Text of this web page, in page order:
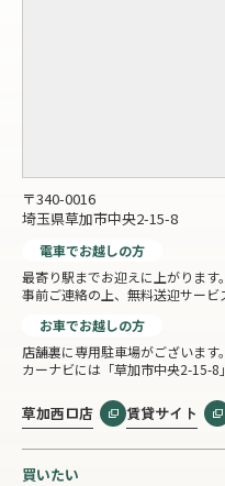
〒340-0016
埼玉県草加市中央2-15-8
電車でお越しの方
最寄り駅までお迎えに上がります。
事前ご連絡の上、無料送迎サービ
お車でお越しの方
店舗裏に専用駐車場がございます。
カーナビには「草加市中央2-15-8
草加西口店 賃貸サイト
買いたい